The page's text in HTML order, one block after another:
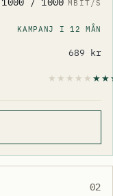
MBIT/S
KAMPANJ I 12 MÅN
689 kr
02